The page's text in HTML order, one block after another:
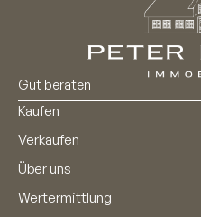
Gut beraten
Kaufen
Verkaufen
Über uns
Wertermittlung